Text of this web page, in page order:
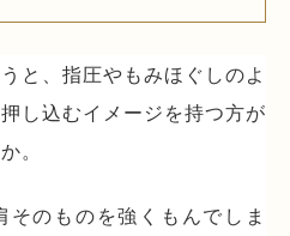
と、指圧やもみほぐしのよ
し込むイメージを持つ方が
。
のものを強くもんでしま